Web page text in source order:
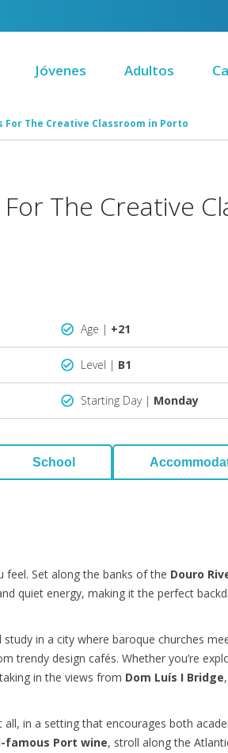
Jóvenes Adultos
The Creative Classroom in Porto
The Creative
Age | +21
Level | B1
Starting Day | Monday
School
feel. Set along the banks of the Douro
quiet energy, making it the perfect
study in a city where baroque churches
trendy design cafés. Whether you’re
in the views from Dom Luís I Bridge
in a setting that encourages both
famous Port wine, stroll along the